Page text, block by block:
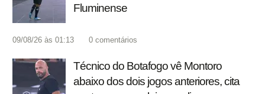
Fluminense
09/08/26 às 01:13 0 comentários
Técnico do Botafogo vê Montoro
abaixo dos dois jogos anteriores, cita